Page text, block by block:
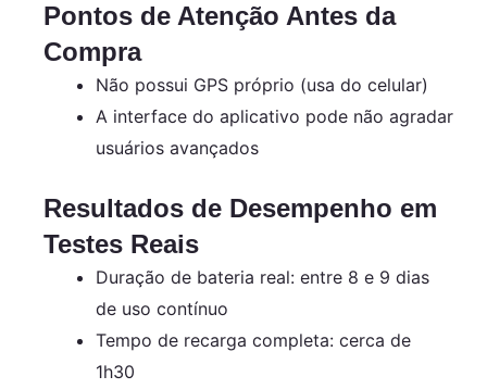
Pontos de Atenção Antes da
Compra
Não possui GPS próprio (usa do celular)
A interface do aplicativo pode não agradar
usuários avançados
Resultados de Desempenho em
Testes Reais
Duração de bateria real: entre 8 e 9 dias
de uso contínuo
Tempo de recarga completa: cerca de
1h30